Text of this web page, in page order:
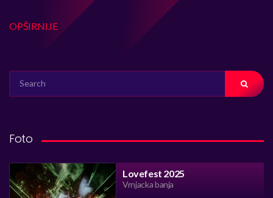
OPŠIRNIJE
FOR:
Foto
Lovefest 2025
Vrnjacka banja